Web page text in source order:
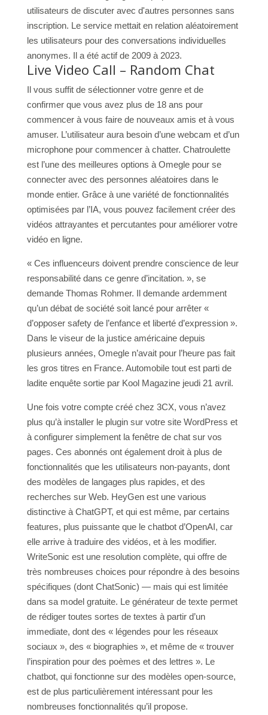
utilisateurs de discuter avec d'autres personnes sans
inscription. Le service mettait en relation aléatoirement
les utilisateurs pour des conversations individuelles
anonymes. Il a été actif de 2009 à 2023.
Live Video Call – Random Chat
Il vous suffit de sélectionner votre genre et de
confirmer que vous avez plus de 18 ans pour
commencer à vous faire de nouveaux amis et à vous
amuser. L’utilisateur aura besoin d’une webcam et d’un
microphone pour commencer à chatter. Chatroulette
est l’une des meilleures options à Omegle pour se
connecter avec des personnes aléatoires dans le
monde entier. Grâce à une variété de fonctionnalités
optimisées par l’IA, vous pouvez facilement créer des
vidéos attrayantes et percutantes pour améliorer votre
vidéo en ligne.
« Ces influenceurs doivent prendre conscience de leur
responsabilité dans ce genre d’incitation. », se
demande Thomas Rohmer. Il demande ardemment
qu’un débat de société soit lancé pour arrêter «
d’opposer safety de l’enfance et liberté d’expression ».
Dans le viseur de la justice américaine depuis
plusieurs années, Omegle n’avait pour l’heure pas fait
les gros titres en France. Automobile tout est parti de
ladite enquête sortie par Kool Magazine jeudi 21 avril.
Une fois votre compte créé chez 3CX, vous n’avez
plus qu’à installer le plugin sur votre site WordPress et
à configurer simplement la fenêtre de chat sur vos
pages. Ces abonnés ont également droit à plus de
fonctionnalités que les utilisateurs non-payants, dont
des modèles de langages plus rapides, et des
recherches sur Web. HeyGen est une various
distinctive à ChatGPT, et qui est même, par certains
features, plus puissante que le chatbot d’OpenAI, car
elle arrive à traduire des vidéos, et à les modifier.
WriteSonic est une resolution complète, qui offre de
très nombreuses choices pour répondre à des besoins
spécifiques (dont ChatSonic) — mais qui est limitée
dans sa model gratuite. Le générateur de texte permet
de rédiger toutes sortes de textes à partir d’un
immediate, dont des « légendes pour les réseaux
sociaux », des « biographies », et même de « trouver
l’inspiration pour des poèmes et des lettres ». Le
chatbot, qui fonctionne sur des modèles open-source,
est de plus particulièrement intéressant pour les
nombreuses fonctionnalités qu’il propose.